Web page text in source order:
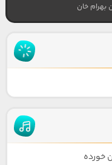
بهرام خان
خورده